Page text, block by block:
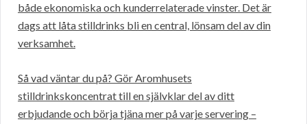
både ekonomiska och kunderrelaterade vinster. Det är
dags att låta stilldrinks bli en central, lönsam del av din
verksamhet.
Så vad väntar du på? Gör Aromhusets
stilldrinkskoncentrat till en självklar del av ditt
erbjudande och börja tjäna mer på varje servering –